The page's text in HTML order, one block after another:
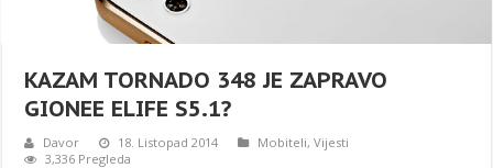
KAZAM TORNADO 348 JE ZAPRAVO
GIONEE ELIFE S5.1?
Davor 18. Listopad 2014 Mobiteli,Vijesti
3,336 Pregleda